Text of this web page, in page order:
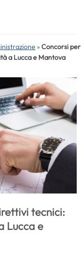
»Concorsi per
a Lucca e Mantova
tecnici:
Lucca e